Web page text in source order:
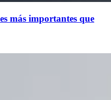
más importantes que